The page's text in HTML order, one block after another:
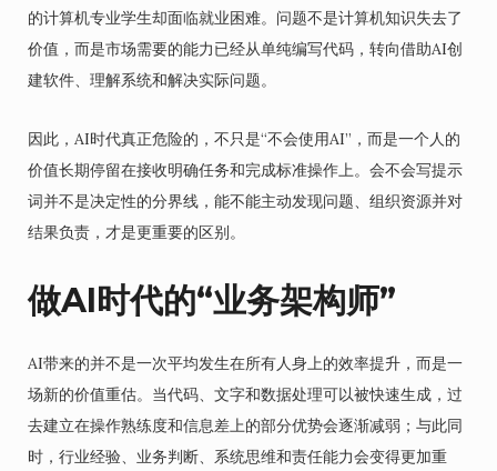
的计算机专业学生却面临就业困难。问题不是计算机知识失去了
价值，而是市场需要的能力已经从单纯编写代码，转向借助AI创
建软件、理解系统和解决实际问题。
因此，AI时代真正危险的，不只是“不会使用AI”，而是一个人的
价值长期停留在接收明确任务和完成标准操作上。会不会写提示
词并不是决定性的分界线，能不能主动发现问题、组织资源并对
结果负责，才是更重要的区别。
做AI时代的“业务架构师”
AI带来的并不是一次平均发生在所有人身上的效率提升，而是一
场新的价值重估。当代码、文字和数据处理可以被快速生成，过
去建立在操作熟练度和信息差上的部分优势会逐渐减弱；与此同
时，行业经验、业务判断、系统思维和责任能力会变得更加重